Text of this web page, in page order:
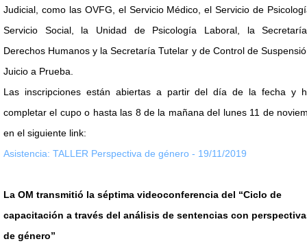
Judicial, como las OVFG, el Servicio Médico, el Servicio de
Servicio Social, la Unidad de Psicología Laboral, la
Derechos Humanos y la Secretaría Tutelar y de Control de
Juicio a Prueba.
Las inscripciones están abiertas a partir del día de la fecha y
completar el cupo o hasta las 8 de la mañana del lunes 11 de
en el siguiente link:
Asistencia: TALLER Perspectiva de género - 19/11/2019
La OM transmitió la séptima videoconferencia del “Ciclo de
capacitación a través del análisis de sentencias con
de género”